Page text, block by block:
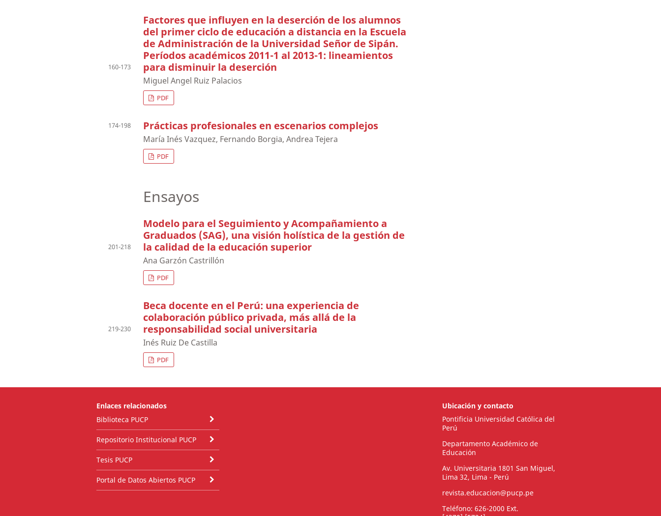
Factores que influyen en la deserción de los alumnos
del primer ciclo de educación a distancia en la Escuela
de Administración de la Universidad Señor de Sipán.
Períodos académicos 2011-1 al 2013-1: lineamientos
para disminuir la deserción
Miguel Angel Ruiz Palacios
160-173
PDF
Prácticas profesionales en escenarios complejos
María Inés Vazquez, Fernando Borgia, Andrea Tejera
174-198
PDF
Ensayos
Modelo para el Seguimiento y Acompañamiento a
Graduados (SAG), una visión holística de la gestión de
la calidad de la educación superior
Ana Garzón Castrillón
201-218
PDF
Beca docente en el Perú: una experiencia de
colaboración público privada, más allá de la
responsabilidad social universitaria
Inés Ruiz De Castilla
219-230
PDF
Enlaces relacionados
Biblioteca PUCP
Repositorio Institucional PUCP
Tesis PUCP
Portal de Datos Abiertos PUCP
Ubicación y contacto
Pontificia Universidad Católica del
Perú
Departamento Académico de
Educación
Av. Universitaria 1801 San Miguel,
Lima 32, Lima - Perú
revista.educacion@pucp.pe
Teléfono: 626-2000 Ext.